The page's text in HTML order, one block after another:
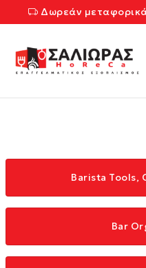
Δωρεάν
Barista Tools,
Bar